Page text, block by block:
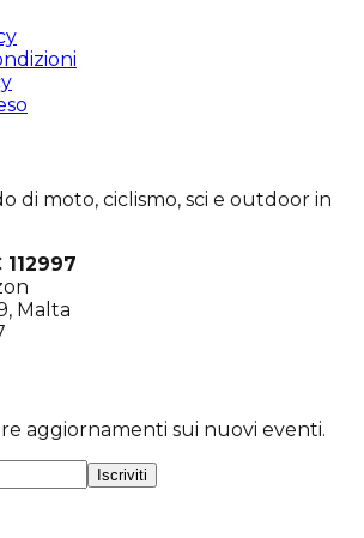
di moto, ciclismo, sci e outdoor in
Malta
aggiornamenti sui nuovi eventi.
Iscriviti